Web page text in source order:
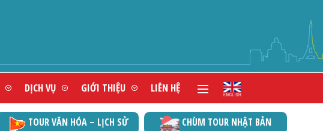
DỊCH VỤ GIỚI THIỆU LIÊN HỆ
TOUR VĂN HÓA – LỊCH SỬ CHÙM TOUR NHẬT BẢN